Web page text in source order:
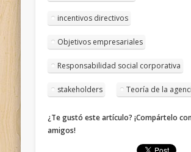
incentivos directivos
Objetivos empresariales
Responsabilidad social corporativa
stakeholders Teoría de la
¿Te gustó este artículo? ¡Compártelo
amigos!